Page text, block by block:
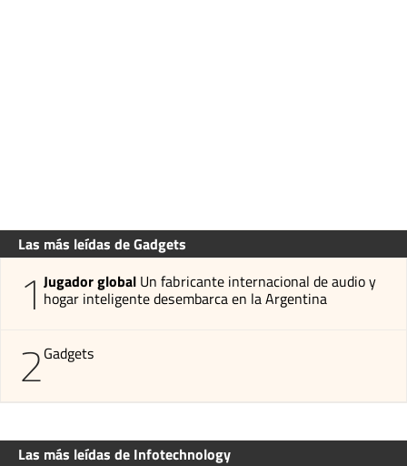
Las más leídas de Gadgets
1 Jugador global Un fabricante internacional de audio y
hogar inteligente desembarca en la Argentina
2Gadgets
Las más leídas de Infotechnology